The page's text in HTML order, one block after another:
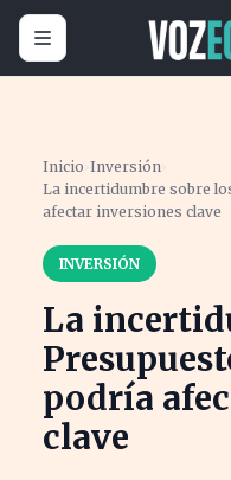
Inicio ›Inversión›
La incertidumbre sobre
afectar inversiones clave
INVERSIÓN
La
podría
clave